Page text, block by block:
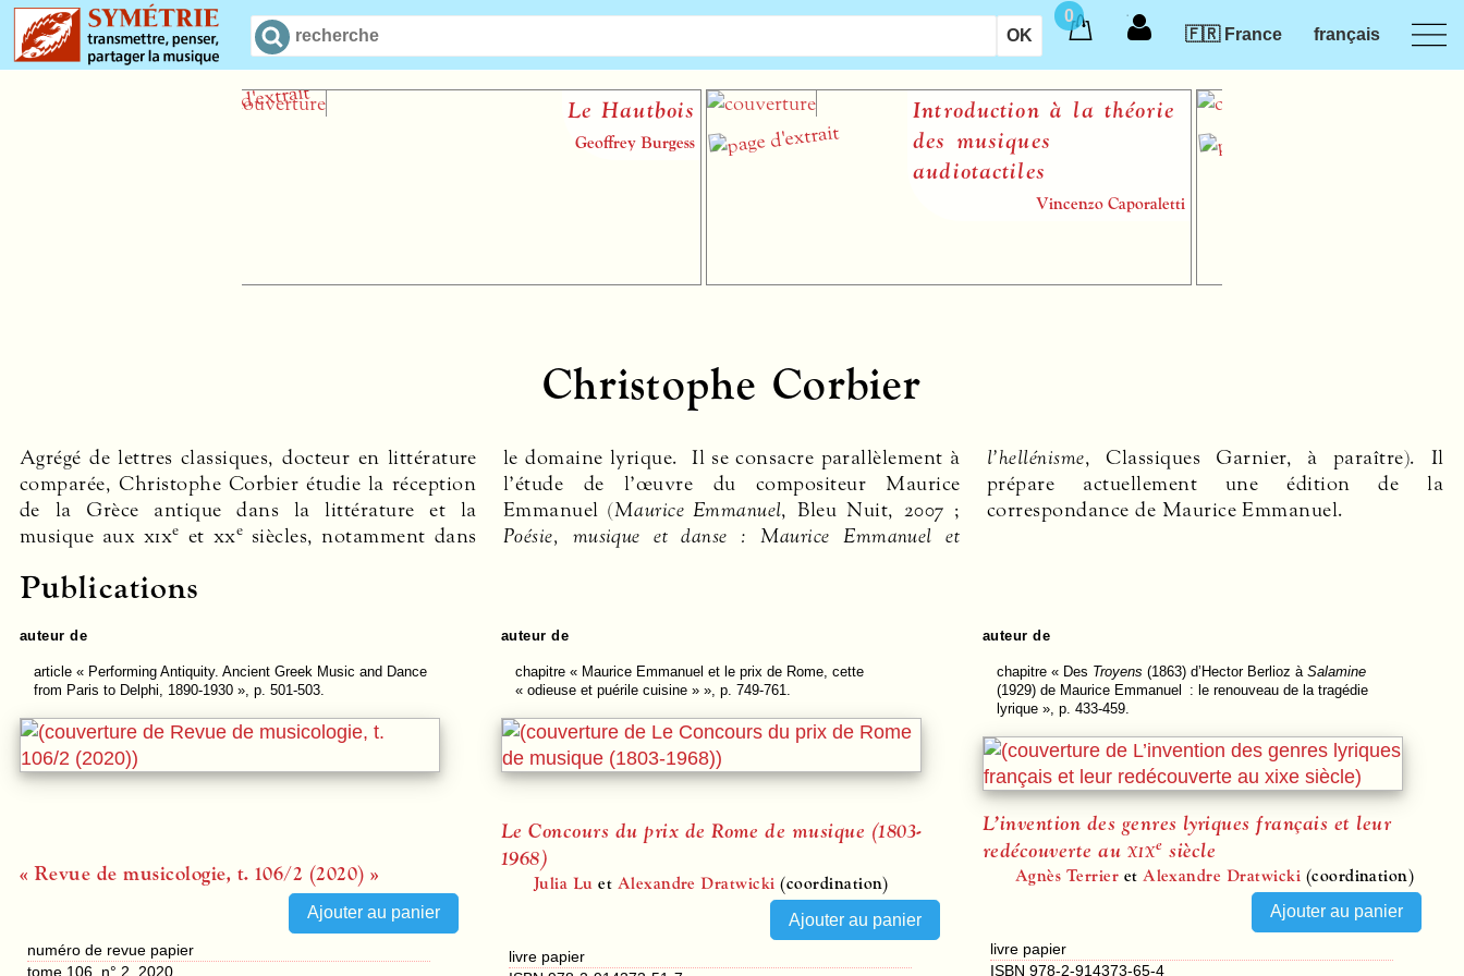
0
🇫🇷 France
français
Le Hautbois
Geoffrey Burgess
Introduction à la théorie
des musiques
audiotactiles
Vincenzo Caporaletti
Christophe Corbier
Agrégé de lettres classiques, docteur en littérature
comparée, Christophe Corbier étudie la réception
de la Grèce antique dans la littérature et la
musique aux xixe et xxesiècles, notamment dans
le domaine lyrique. Il se consacre parallèlement à
l’étude de l’œuvre du compositeur Maurice
Emmanuel (Maurice Emmanuel, Bleu Nuit, 2007 ;
Poésie, musique et danse : Maurice Emmanuel et
l’hellénisme, Classiques Garnier, à paraître). Il
prépare actuellement une édition de la
correspondance de Maurice Emmanuel.
Publications
auteur de
article« Performing Antiquity. Ancient Greek Music and Dance
from Paris to Delphi, 1890-1930 », p. 501-503.
« Revue de musicologie, t. 106/2 (2020) »
numéro de revue papier
tome 106, n° 2, 2020
auteur de
chapitre« Maurice Emmanuel et le prix de Rome, cette
« odieuse et puérile cuisine » », p. 749-761.
Le Concours du prix de Rome de musique (1803-
1968)
Julia Lu et Alexandre Dratwicki (coordination)
livre papier
auteur de
chapitre« Des Troyens (1863) d’Hector Berlioz à Salamine
(1929) de Maurice Emmanuel : le renouveau de la tragédie
lyrique », p. 433-459.
L’invention des genres lyriques français et leur
redécouverte au xixe siècle
Agnès Terrier etAlexandre Dratwicki (coordination)
livre papier
ISBN 978-2-914373-65-4